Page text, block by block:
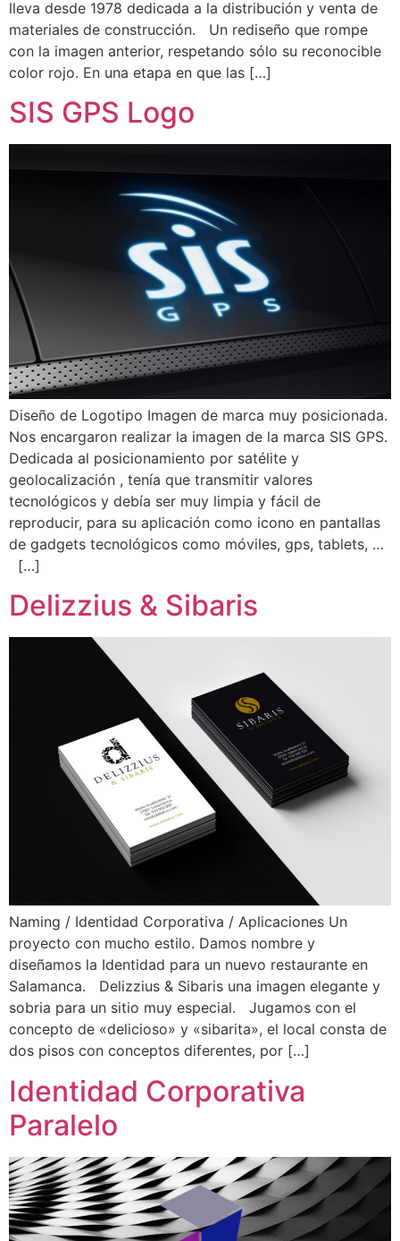
lleva desde 1978 dedicada a la distribución y venta de
materiales de construcción. Un rediseño que rompe
con la imagen anterior, respetando sólo su reconocible
color rojo. En una etapa en que las […]
SIS GPS Logo
Diseño de Logotipo Imagen de marca muy posicionada.
Nos encargaron realizar la imagen de la marca SIS GPS.
Dedicada al posicionamiento por satélite y
geolocalización , tenía que transmitir valores
tecnológicos y debía ser muy limpia y fácil de
reproducir, para su aplicación como icono en pantallas
de gadgets tecnológicos como móviles, gps, tablets, …
[…]
Delizzius & Sibaris
Naming / Identidad Corporativa / Aplicaciones Un
proyecto con mucho estilo. Damos nombre y
diseñamos la Identidad para un nuevo restaurante en
Salamanca. Delizzius & Sibaris una imagen elegante y
sobria para un sitio muy especial. Jugamos con el
concepto de «delicioso» y «sibarita», el local consta de
dos pisos con conceptos diferentes, por […]
Identidad Corporativa
Paralelo